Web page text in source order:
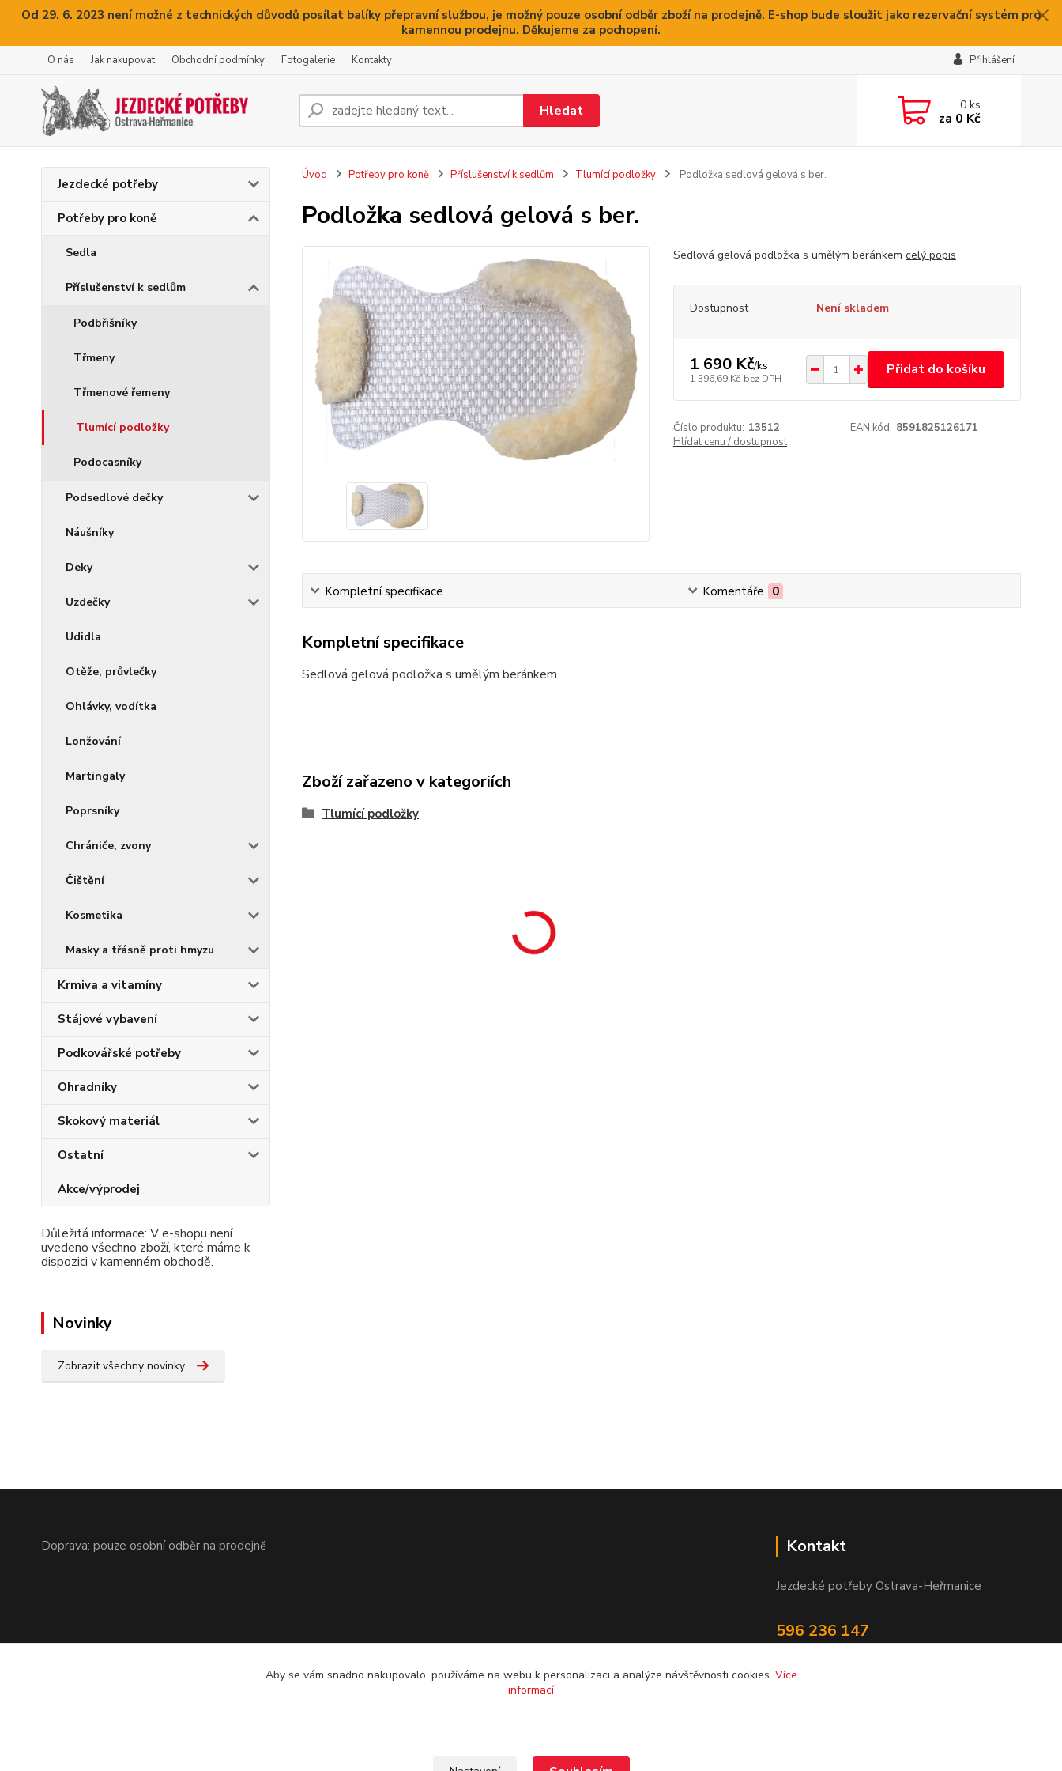
Od 29. 6. 2023 není možné z technických důvodů posílat balíky přepravní službou, je možný pouze osobní odběr zboží na prodejně. E-shop bude sloužit jako rezervační systém pro
kamennou prodejnu. Děkujeme za pochopení.
O nás Jak nakupovat Obchodní podmínky Fotogalerie Kontakty Přihlášení
Hledat 0ks
za 0 Kč
Jezdecké potřeby
Potřeby pro koně
Sedla
Příslušenství k sedlům
Podbřišníky
Třmeny
Třmenové řemeny
Tlumící podložky
Podocasníky
Podsedlové dečky
Náušníky
Deky
Uzdečky
Udidla
Otěže, průvlečky
Ohlávky, vodítka
Lonžování
Martingaly
Poprsníky
Chrániče, zvony
Čištění
Kosmetika
Masky a třásně proti hmyzu
Krmiva a vitamíny
Stájové vybavení
Podkovářské potřeby
Ohradníky
Skokový materiál
Ostatní
Akce/výprodej
Důležitá informace: V e-shopu není
uvedeno všechno zboží, které máme k
dispozici v kamenném obchodě.
Novinky
Zobrazit všechny novinky
Úvod Potřeby pro koně Příslušenství k sedlům Tlumící podložky Podložka sedlová gelová s ber.
Podložka sedlová gelová s ber.
Sedlová gelová podložka s umělým beránkem celý popis
Dostupnost Není skladem
1 690 Kč/ks
1 396,69 Kč bez DPH
Přidat do košíku
Číslo produktu: 13512 EAN kód: 8591825126171
Hlídat cenu / dostupnost
Kompletní specifikace Komentáře 0
Kompletní specifikace
Sedlová gelová podložka s umělým beránkem
Zboží zařazeno v kategoriích
Tlumící podložky
Doprava: pouze osobní odběr na prodejně Kontakt
Jezdecké potřeby Ostrava-Heřmanice
596 236 147
Aby se vám snadno nakupovalo, používáme na webu k personalizaci a analýze návštěvnosti cookies. Více
informací